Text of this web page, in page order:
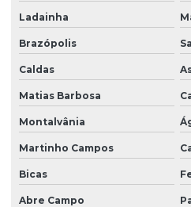
Plantio de grama com
Plantio de grama com
Plantio de grama em leivas
Plantio de grama em loteamentos
Plantio de grama em loteamentos
Plantio de grama em minas gerais
Plantio de grama para obras
Ladainha
Brazópolis
Caldas
Matias Barbosa
Montalvânia
Martinho Campos
Bicas
Abre Campo